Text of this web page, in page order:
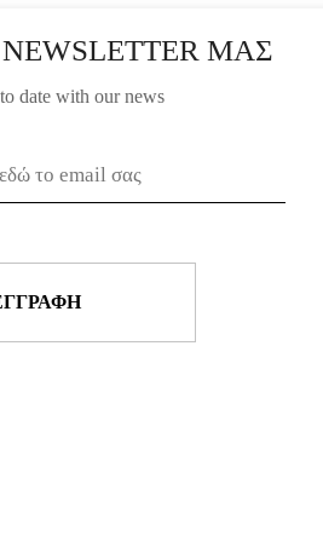
ΜΑΣ
date with our news